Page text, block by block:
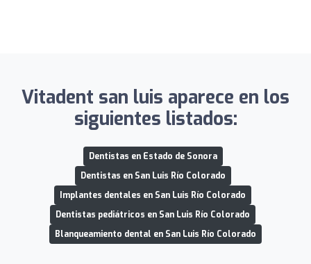
Vitadent san luis aparece en los
siguientes listados:
Dentistas en Estado de Sonora
Dentistas en San Luis Río Colorado
Implantes dentales en San Luis Río Colorado
Dentistas pediátricos en San Luis Río Colorado
Blanqueamiento dental en San Luis Río Colorado